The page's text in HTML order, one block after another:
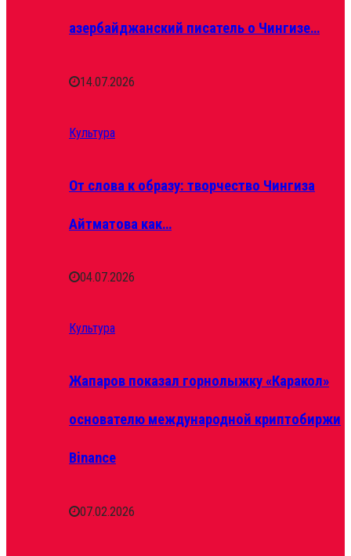
азербайджанский писатель о Чингизе…
14.07.2026
Культура
От слова к образу: творчество Чингиза
Айтматова как…
04.07.2026
Культура
Жапаров показал горнолыжку «Каракол»
основателю международной криптобиржи
Binance
07.02.2026